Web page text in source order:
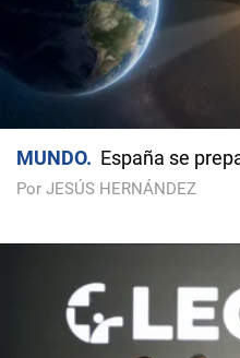
MUNDO España se
Por JESÚS HERNÁNDEZ